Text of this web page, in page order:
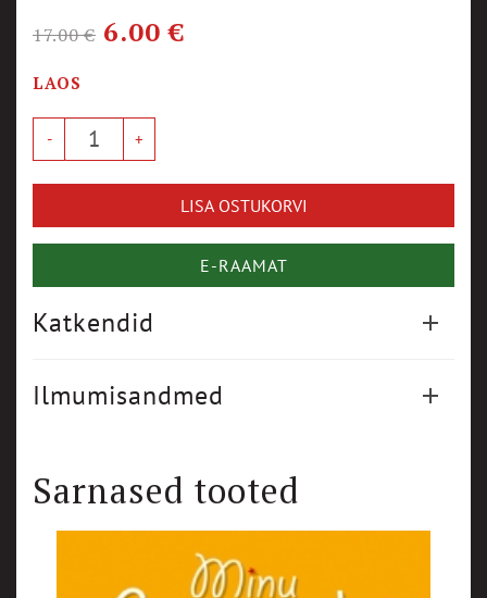
17.00€ 6.00€
LAOS
LISA OSTUKORVI
E-RAAMAT
Katkendid
Ilmumisandmed
Sarnased tooted